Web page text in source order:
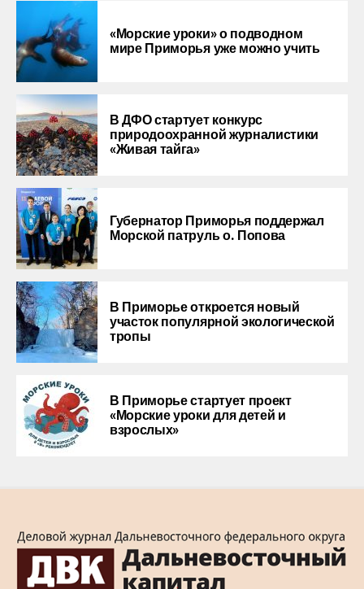
«Морские уроки» о подводном
мире Приморья уже можно учить
В ДФО стартует конкурс
природоохранной журналистики
«Живая тайга»
Губернатор Приморья поддержал
Морской патруль о. Попова
В Приморье откроется новый
участок популярной экологической
тропы
В Приморье стартует проект
«Морские уроки для детей и
взрослых»